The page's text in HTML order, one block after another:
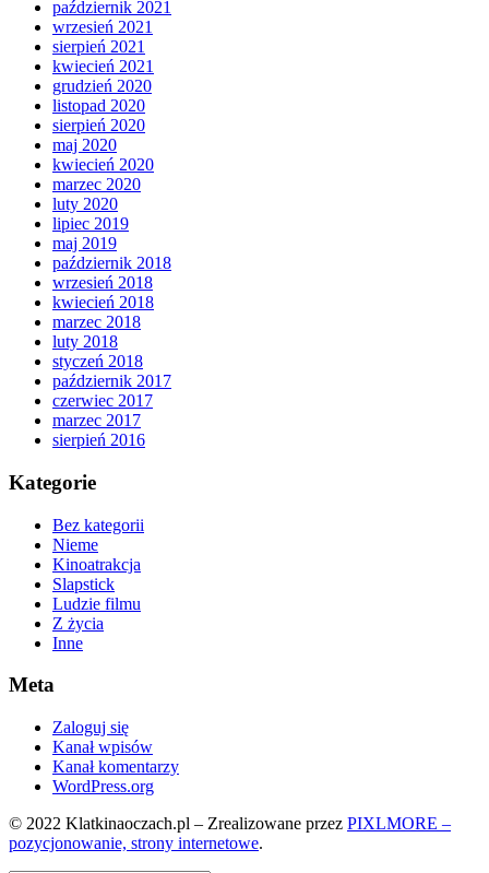
październik 2021
wrzesień 2021
sierpień 2021
kwiecień 2021
grudzień 2020
listopad 2020
sierpień 2020
maj 2020
kwiecień 2020
marzec 2020
luty 2020
lipiec 2019
maj 2019
październik 2018
wrzesień 2018
kwiecień 2018
marzec 2018
luty 2018
styczeń 2018
październik 2017
czerwiec 2017
marzec 2017
sierpień 2016
Kategorie
Bez kategorii
Nieme
Kinoatrakcja
Slapstick
Ludzie filmu
Z życia
Inne
Meta
Zaloguj się
Kanał wpisów
Kanał komentarzy
WordPress.org
© 2022 Klatkinaoczach.pl – Zrealizowane przez PIXLMORE –
pozycjonowanie, strony internetowe.